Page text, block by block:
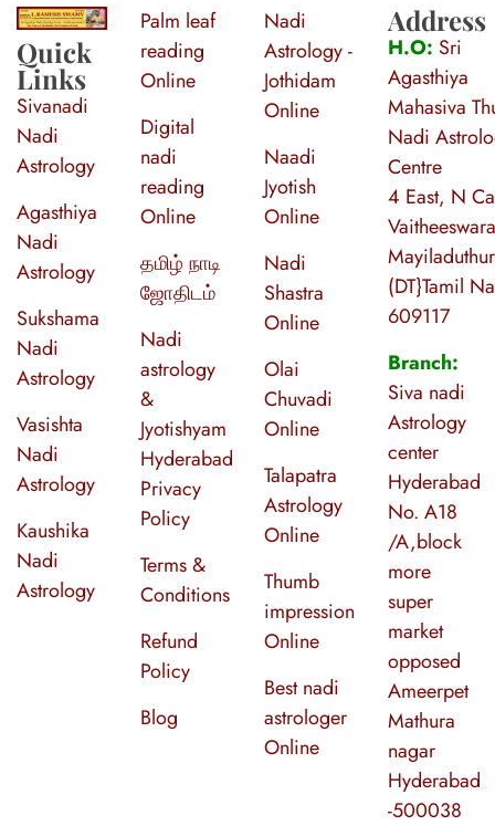
S
ri Agasthiya Nadi Astrology
Guruji Ramesh Swamy Nadi Astrology Center
Quick
Links
Sivanadi
Nadi
Astrology
Agasthiya
Nadi
Astrology
Sukshama
Nadi
Astrology
Vasishta
Nadi
Astrology
Kaushika
Nadi
Astrology
Palm leaf
reading
Online
Digital
nadi
reading
Online
தமிழ் நாடி
ஜோதிடம்
Nadi
astrology
&
Jyotishyam
Hyderabad
Privacy
Policy
Terms &
Conditions
Refund
Policy
Blog
Nadi
Astrology -
Jothidam
Online
Naadi
Jyotish
Online
Nadi
Shastra
Online
Olai
Chuvadi
Online
Talapatra
Astrology
Online
Thumb
impression
Online
Best nadi
astrologer
Online
Address
H.O: Sri
Agasthiya
Mahasiva
Nadi
Centre
4 East, N
(DT}Tamil
609117
Branch:
Siva nadi
Astrology
center
Hyderabad
No. A18
/A,block
more
super
market
opposed
Ameerpet
Mathura
nagar
Hyderabad
-500038